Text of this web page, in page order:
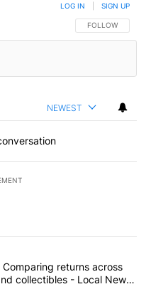
FOLLOW THIS
FOLLOW
LOG IN SIGN UP
NEWEST
articles in the last
experiment: Comparing
returns across
collectibles - Local News